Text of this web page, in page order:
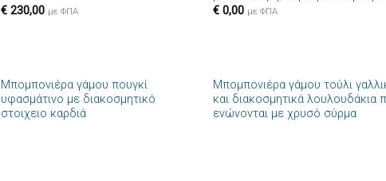
€ 230,00 με ΦΠΑ
€ 0,00 με ΦΠΑ
Πρόσθήκη
στην λίστα
Μπομπονιέρα γάμου πουγκί
υφασμάτινο με διακοσμητικό
στοιχειο καρδιά
στην
Μπομπονιέρα γάμου τούλι
και διακοσμητικά λουλουδάκια
ενώνονται με χρυσό σύρμα